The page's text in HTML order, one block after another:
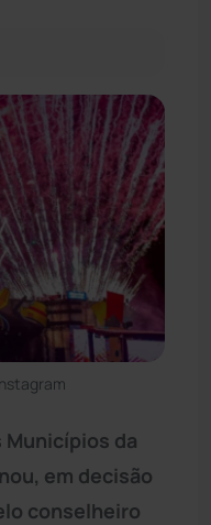
Municípios da
em decisão
conselheiro